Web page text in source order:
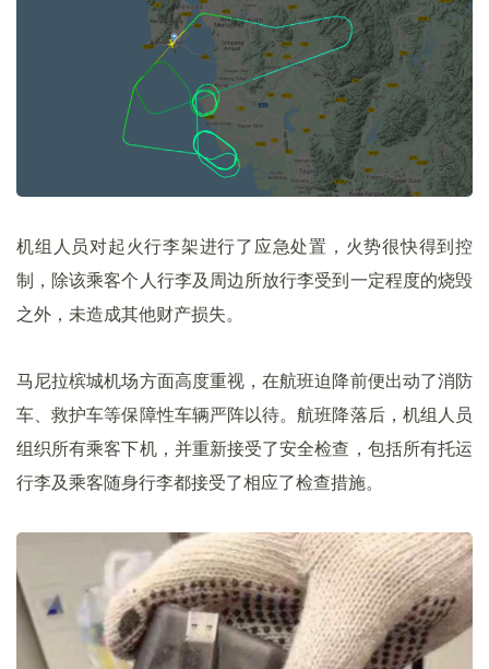
机组人员对起火行李架进行了应急处置，火势很快得到控
制，除该乘客个人行李及周边所放行李受到一定程度的烧毁
之外，未造成其他财产损失。
马尼拉槟城机场方面高度重视，在航班迫降前便出动了消防
车、救护车等保障性车辆严阵以待。航班降落后，机组人员
组织所有乘客下机，并重新接受了安全检查，包括所有托运
行李及乘客随身行李都接受了相应了检查措施。